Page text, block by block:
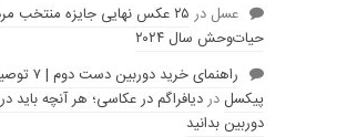
عسل در
۲۵ عکس نهایی جایزه منتخب
حیات‌وحش سال ۲۰۲۴
راهنمای
پیکسلدردیافراگم در عکاسی؛ هر آنچه باید
دوربین بدانید